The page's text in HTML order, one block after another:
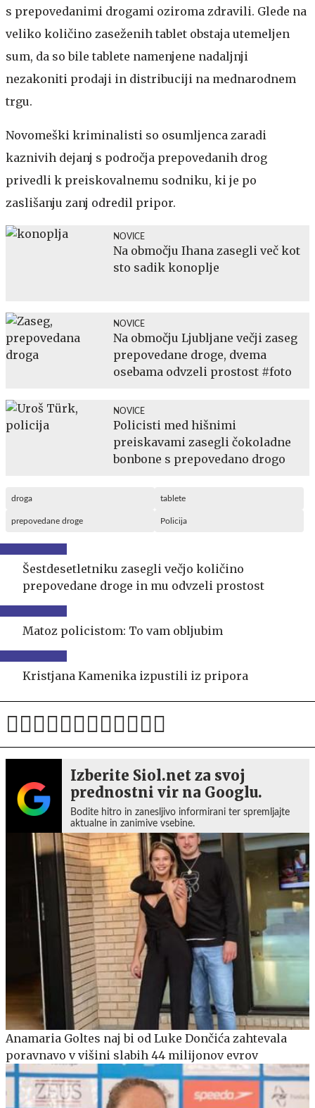
s prepovedanimi drogami oziroma zdravili. Glede na
veliko količino zaseženih tablet obstaja utemeljen
sum, da so bile tablete namenjene nadaljnji
nezakoniti prodaji in distribuciji na mednarodnem
trgu.
Novomeški kriminalisti so osumljenca zaradi
kaznivih dejanj s področja prepovedanih drog
privedli k preiskovalnemu sodniku, ki je po
zaslišanju zanj odredil pripor.
NOVICE
Na območju Ihana zasegli več kot
sto sadik konoplje
NOVICE
Na območju Ljubljane večji zaseg
prepovedane droge, dvema
osebama odvzeli prostost #foto
NOVICE
Policisti med hišnimi
preiskavami zasegli čokoladne
bonbone s prepovedano drogo
droga tablete
prepovedane droge Policija
Šestdesetletniku zasegli večjo količino
prepovedane droge in mu odvzeli prostost
Matoz policistom: To vam obljubim
Kristjana Kamenika izpustili iz pripora
Izberite Siol.net za svoj
prednostni vir na Googlu.
Bodite hitro in zanesljivo informirani ter spremljajte
aktualne in zanimive vsebine.
Anamaria Goltes naj bi od Luke Dončića zahtevala
poravnavo v višini slabih 44 milijonov evrov